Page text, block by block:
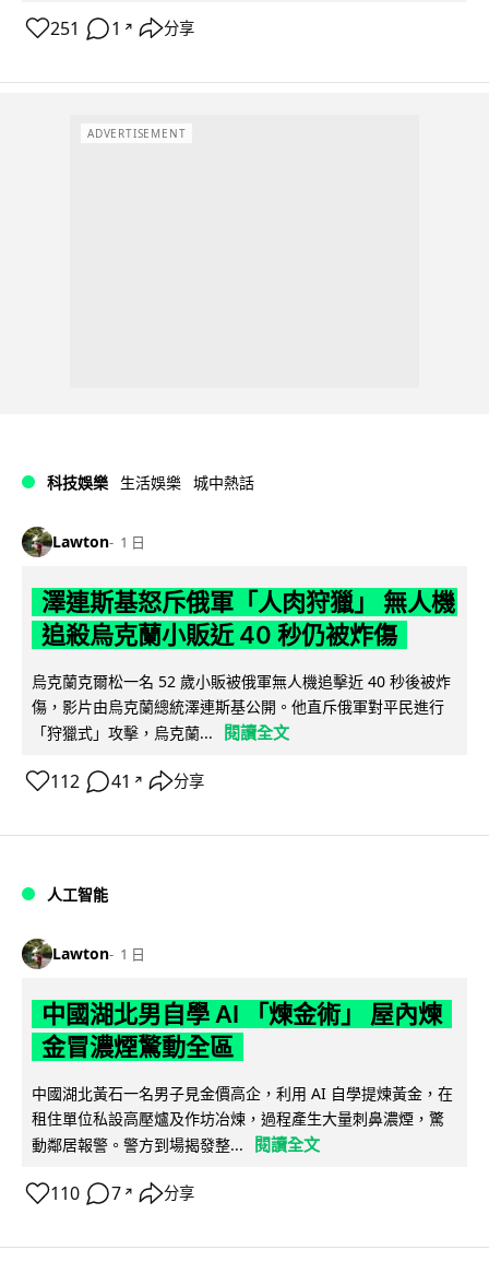
251 1 ↗ 分享
ADVERTISEMENT
科技娛樂 生活娛樂 城中熱話
Lawton 1 日
澤連斯基怒斥俄軍「人肉狩獵」 無人機
追殺烏克蘭小販近 40 秒仍被炸傷
烏克蘭克爾松一名 52 歲小販被俄軍無人機追擊近 40 秒後被炸
傷，影片由烏克蘭總統澤連斯基公開。他直斥俄軍對平民進行
「狩獵式」攻擊，烏克蘭...
閱讀全文
112 41 ↗ 分享
人工智能
Lawton 1 日
中國湖北男自學 AI 「煉金術」 屋內煉
金冒濃煙驚動全區
中國湖北黃石一名男子見金價高企，利用 AI 自學提煉黃金，在
租住單位私設高壓爐及作坊冶煉，過程產生大量刺鼻濃煙，驚
動鄰居報警。警方到場揭發整...
閱讀全文
110 7 ↗ 分享